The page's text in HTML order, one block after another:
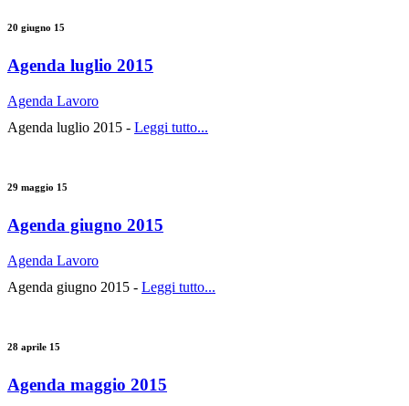
20 giugno 15
Agenda luglio 2015
Agenda Lavoro
Agenda luglio 2015 - Leggi tutto...
29 maggio 15
Agenda giugno 2015
Agenda Lavoro
Agenda giugno 2015 - Leggi tutto...
28 aprile 15
Agenda maggio 2015